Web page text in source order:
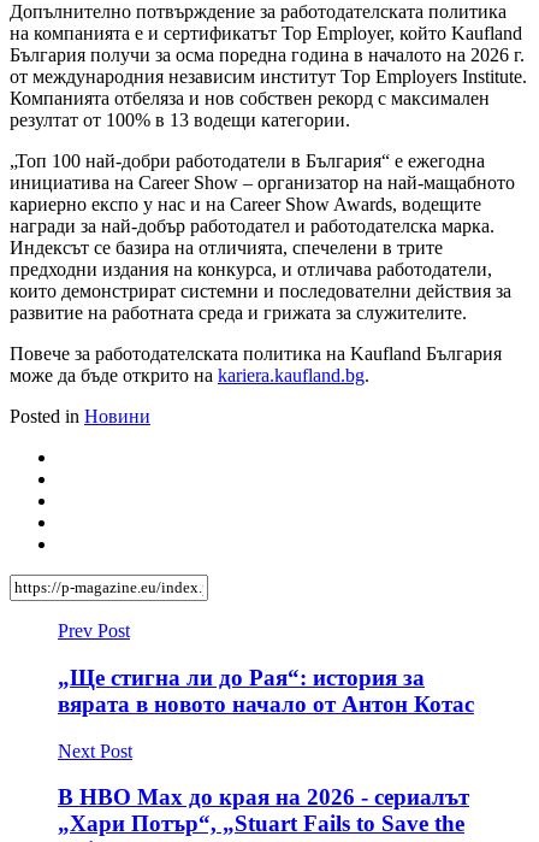
Допълнително потвърждение за работодателската политика
на компанията е и сертификатът Top Employer, който Kaufland
България получи за осма поредна година в началото на 2026 г.
от международния независим институт Top Employers Institute.
Компанията отбеляза и нов собствен рекорд с максимален
резултат от 100% в 13 водещи категории.
„Топ 100 най-добри работодатели в България“ е ежегодна
инициатива на Career Show – организатор на най-мащабното
кариерно експо у нас и на Career Show Awards, водещите
награди за най-добър работодател и работодателска марка.
Индексът се базира на отличията, спечелени в трите
предходни издания на конкурса, и отличава работодатели,
които демонстрират системни и последователни действия за
развитие на работната среда и грижата за служителите.
Повече за работодателската политика на Kaufland България
може да бъде открито на kariera.kaufland.bg.
Posted in Новини
Prev Post
„Ще стигна ли до Рая“: история за
вярата в новото начало от Антон Котас
Next Post
В HBO Max до края на 2026 - сериалът
„Хари Потър“, „Stuart Fails to Save the